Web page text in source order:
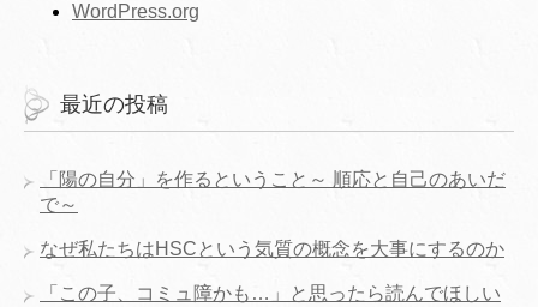
WordPress.org
最近の投稿
「陽の自分」を作るということ～ 順応と自己のあいだ
で～
なぜ私たちはHSCという気質の概念を大事にするのか
「この子、コミュ障かも…」と思ったら読んでほしい